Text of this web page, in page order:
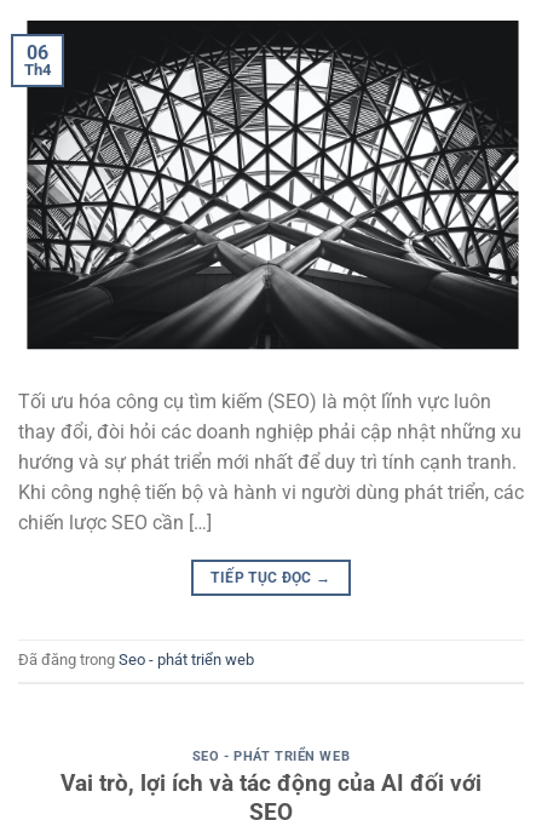
06
Th4
Tối ưu hóa công cụ tìm kiếm (SEO) là một lĩnh vực luôn
thay đổi, đòi hỏi các doanh nghiệp phải cập nhật những xu
hướng và sự phát triển mới nhất để duy trì tính cạnh tranh.
Khi công nghệ tiến bộ và hành vi người dùng phát triển, các
chiến lược SEO cần […]
TIẾP TỤC ĐỌC →
Đã đăng trong Seo - phát triển web
SEO - PHÁT TRIỂN WEB
Vai trò, lợi ích và tác động của AI đối với
SEO